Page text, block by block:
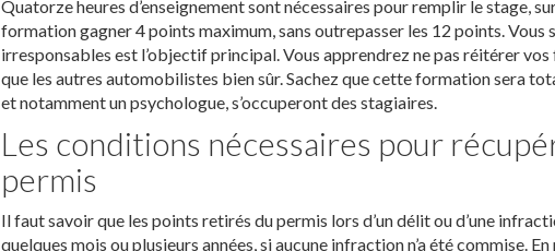
Quatorze heures d’enseignement sont nécessaires pour remplir le stage,
formation gagner 4 points maximum, sans outrepasser les 12 points.
irresponsables est l’objectif principal. Vous apprendrez ne pas réitérer
que les autres automobilistes bien sûr. Sachez que cette formation sera
et notamment un psychologue, s’occuperont des stagiaires.
Les conditions nécessaires pour
permis
Il faut savoir que les points retirés du permis lors d’un délit ou d’une
quelques mois ou plusieurs années, si aucune infraction n’a été commise.